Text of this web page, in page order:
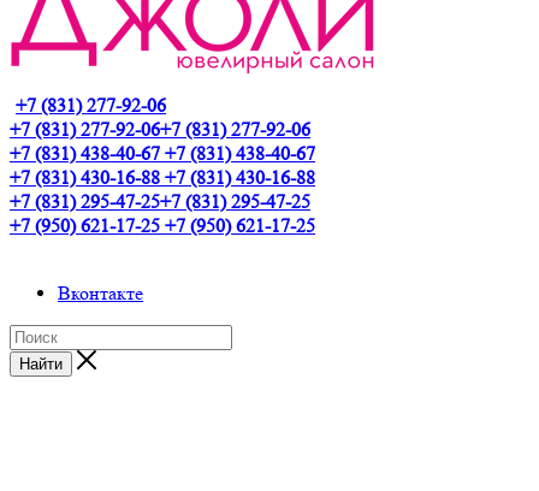
+7 (831) 277-92-06
+7 (831) 277-92-06+7 (831) 277-92-06
+7 (831) 438-40-67 +7 (831) 438-40-67
+7 (831) 430-16-88 +7 (831) 430-16-88
+7 (831) 295-47-25+7 (831) 295-47-25
+7 (950) 621-17-25 +7 (950) 621-17-25
Вконтакте
Найти